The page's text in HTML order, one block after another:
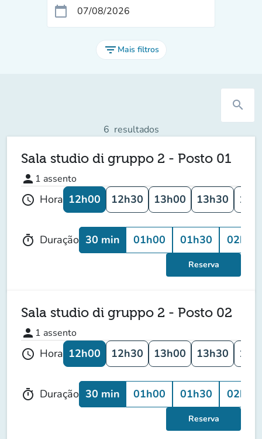
calendar_today
filter_list Mais filtros
search
6 resultados
Sala studio di gruppo 2 - Posto 01
person 1 assento
schedule Hora 12h00 12h30 13h00 13h30
timer Duração 30 min 01h00 01h30 02h00
Reserva
Sala studio di gruppo 2 - Posto 02
person 1 assento
schedule Hora 12h00 12h30 13h00 13h30
timer Duração 30 min 01h00 01h30 02h00
Reserva